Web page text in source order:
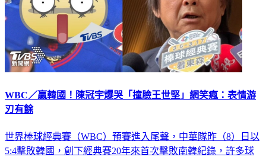
WBC／贏韓國！陳冠宇爆哭「撞臉王世堅」網笑瘋：表情游
刃有餘
世界棒球經典賽（WBC）預賽進入尾聲，中華隊昨（8）日以
5:4擊敗韓國，創下經典賽20年來首次擊敗南韓紀錄，許多球